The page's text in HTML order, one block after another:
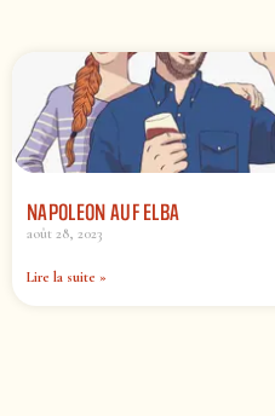
NAPOLEON AUF ELBA
août 28, 2023
Lire la suite »